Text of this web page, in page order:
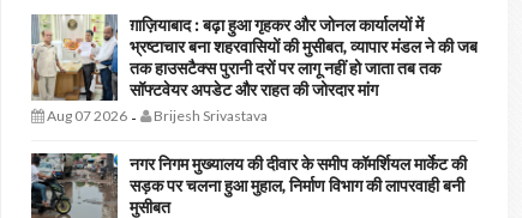
ग़ाज़ियाबाद : बढ़ा हुआ गृहकर और जोनल कार्यालयों में
भ्रष्टाचार बना शहरवासियों की मुसीबत, व्यापार मंडल ने की जब
तक हाउसटैक्स पुरानी दरों पर लागू नहीं हो जाता तब तक
सॉफ्टवेयर अपडेट और राहत की जोरदार मांग
Aug 07 2026- Brijesh Srivastava
नगर निगम मुख्यालय की दीवार के समीप कॉमर्शियल मार्केट की
सड़क पर चलना हुआ मुहाल, निर्माण विभाग की लापरवाही बनी
मुसीबत